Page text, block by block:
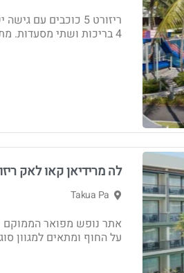
ריזורט 5 כוכבים
4 בריכות ושתי מסעדות. מתאים למשפחות
לה מרידיאן קאו לאק
Takua Pa
אתר נופש מפואר הממוקם
על החוף ומתאים למגוון